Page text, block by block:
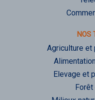
NOS
Agriculture et
Elevage et